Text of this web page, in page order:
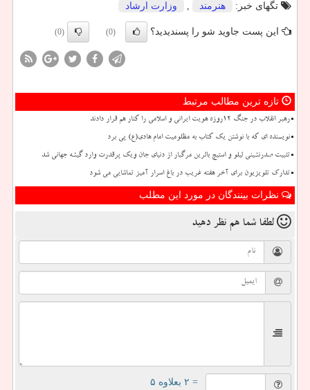
تگهای خبر:
هنرمند , وزارت ارشاد
این پست جاوید شو را پسندیدید؟ (0)
(0)
تازه ترین مطالب مرتبط
رهبر انقلاب در جنگ ۱۲روزه هویت ایرانی و اسلامی را کنار هم قرار دادند
نویسنده ای که با نوشتن یک کتاب به مظلومیت امام هادی(ع) پی برد
تثبیت صدرنشینی لیلو و استیچ بالرین مرگبار از دنیای جان ویک پرقدرت وارد گیشه جهانی شد
تدارک تلویزیون برای آخر هفته غریب در باغ اسرار آمیز تماشایی می شود
نظرات بینندگان در مورد این مطلب
لطفا شما هم نظر دهید
= ۲ بعلاوه ۵